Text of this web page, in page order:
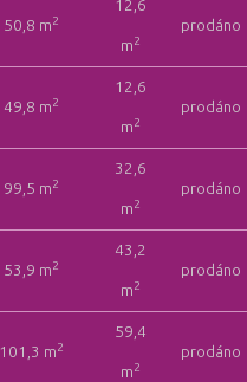
50,8 m2
12,6
m2
prodáno
49,8 m2
12,6
m2
prodáno
99,5 m2
32,6
m2
prodáno
53,9 m2
43,2
m2
prodáno
101,3 m2
59,4
m2
prodáno